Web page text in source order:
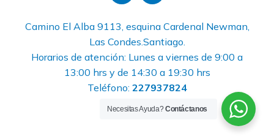
Camino El Alba 9113, esquina Cardenal Newman,
Las Condes.Santiago.
Horarios de atención: Lunes a viernes de 9:00 a
13:00 hrs y de 14:30 a 19:30 hrs
Teléfono: 227937824
Necesitas Ayuda?Contáctanos